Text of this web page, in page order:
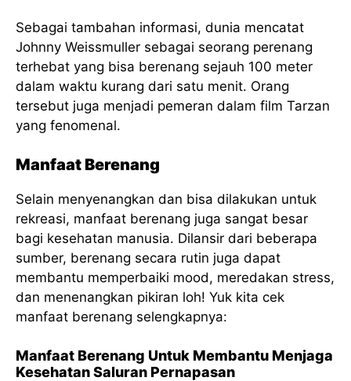
Sebagai tambahan informasi, dunia mencatat
Johnny Weissmuller sebagai seorang perenang
terhebat yang bisa berenang sejauh 100 meter
dalam waktu kurang dari satu menit. Orang
tersebut juga menjadi pemeran dalam film Tarzan
yang fenomenal.
Manfaat Berenang
Selain menyenangkan dan bisa dilakukan untuk
rekreasi, manfaat berenang juga sangat besar
bagi kesehatan manusia. Dilansir dari beberapa
sumber, berenang secara rutin juga dapat
membantu memperbaiki mood, meredakan stress,
dan menenangkan pikiran loh! Yuk kita cek
manfaat berenang selengkapnya:
Manfaat Berenang Untuk Membantu Menjaga
Kesehatan Saluran Pernapasan